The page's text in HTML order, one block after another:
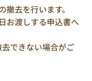
去を行います。
お渡しする申込書へ
きない場合がご